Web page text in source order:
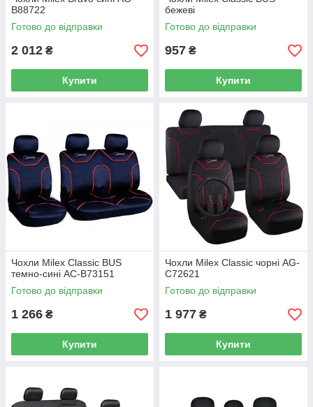
B88722
Готово до відправки
2 012 ₴
Купити
бежеві
Готово до відправки
957 ₴
Купити
Чохли Milex Classic BUS
темно-сині AC-B73151
Готово до відправки
1 266 ₴
Купити
Чохли Milex Classic чорні AG-
C72621
Готово до відправки
1 977 ₴
Купити